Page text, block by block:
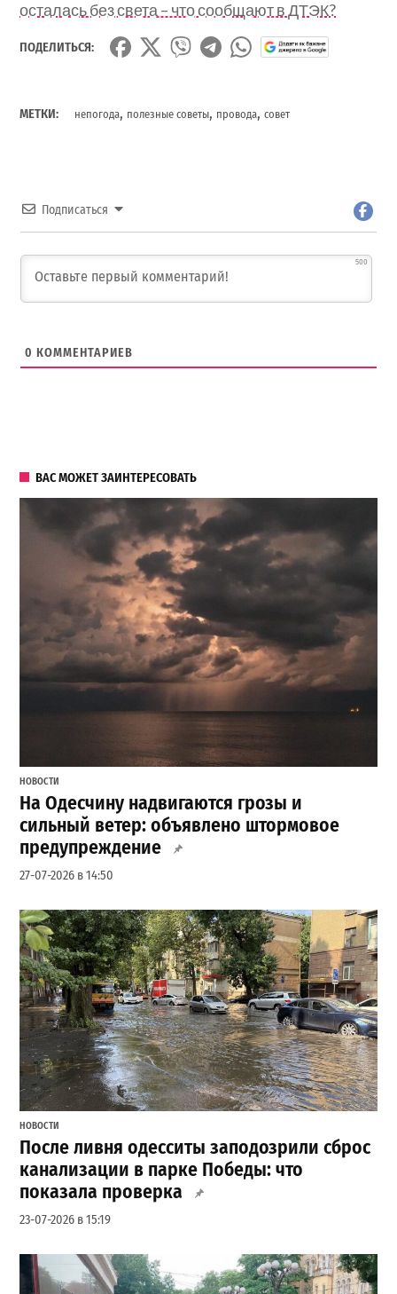
осталась без света – что сообщают в ДТЭК?
ПОДЕЛИТЬСЯ:
МЕТКИ: непогода, полезные советы, провода,совет
Подписаться
500
0 КОММЕНТАРИЕВ
ВАС МОЖЕТ ЗАИНТЕРЕСОВАТЬ
НОВОСТИ
На Одесчину надвигаются грозы и
сильный ветер: объявлено штормовое
предупреждение
27-07-2026 в 14:50
НОВОСТИ
После ливня одесситы заподозрили сброс
канализации в парке Победы: что
показала проверка
23-07-2026 в 15:19